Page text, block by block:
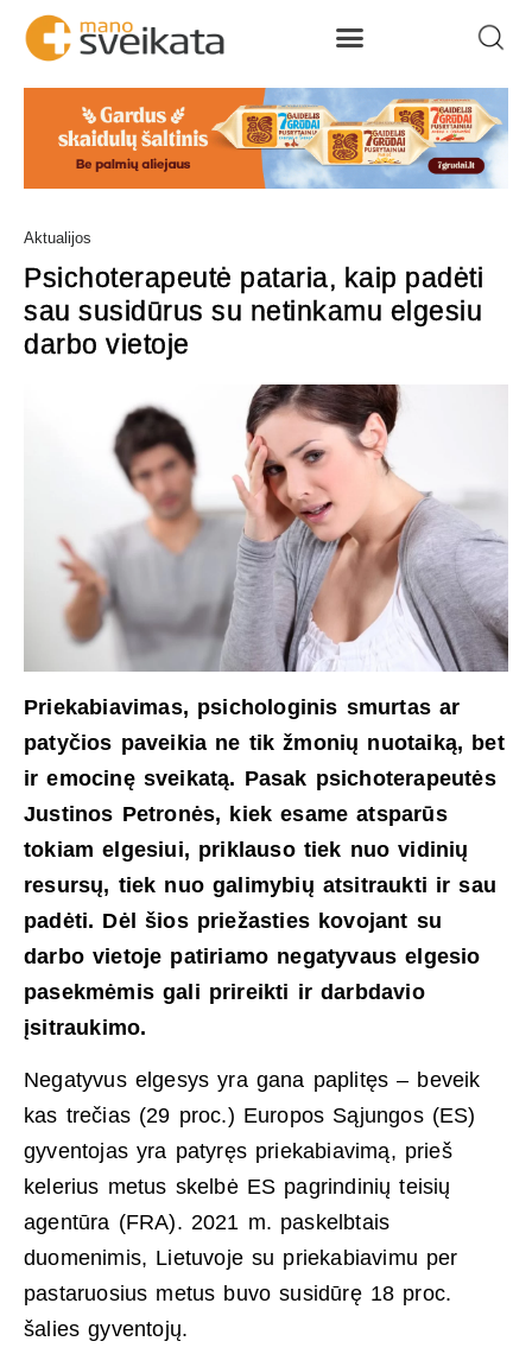
Aktualijos
Psichoterapeutė pataria, kaip padėti
sau susidūrus su netinkamu elgesiu
darbo vietoje
Priekabiavimas, psichologinis smurtas ar
patyčios paveikia ne tik žmonių nuotaiką, bet
ir emocinę sveikatą. Pasak psichoterapeutės
Justinos Petronės, kiek esame atsparūs
tokiam elgesiui, priklauso tiek nuo vidinių
resursų, tiek nuo galimybių atsitraukti ir sau
padėti. Dėl šios priežasties kovojant su
darbo vietoje patiriamo negatyvaus elgesio
pasekmėmis gali prireikti ir darbdavio
įsitraukimo.
Negatyvus elgesys yra gana paplitęs – beveik
kas trečias (29 proc.) Europos Sąjungos (ES)
gyventojas yra patyręs priekabiavimą, prieš
kelerius metus skelbė ES pagrindinių teisių
agentūra (FRA). 2021 m. paskelbtais
duomenimis, Lietuvoje su priekabiavimu per
pastaruosius metus buvo susidūrę 18 proc.
šalies gyventojų.